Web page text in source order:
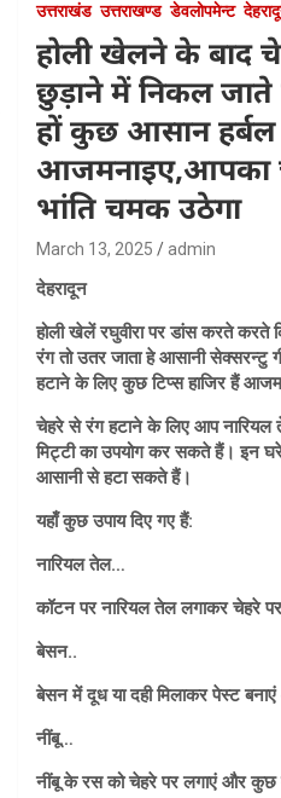
उत्तराखंड उत्तराखण्ड डेवलोपमेन्ट
होली खेलने के बाद
छुड़ाने में निकल जाते
हों कुछ आसान हर्बल
आजमनाइए,आपका
भांति चमक उठेगा
March 13, 2025 admin
देहरादून
होली खेलें रघुवीरा पर डांस करते करते
रंग तो उतर जाता हे आसानी सेक्सरन्टु
हटाने के लिए कुछ टिप्स हाजिर हैं
चेहरे से रंग हटाने के लिए आप नारियल
मिट्टी का उपयोग कर सकते हैं। इन
आसानी से हटा सकते हैं।
यहाँ कुछ उपाय दिए गए हैं:
नारियल तेल…
कॉटन पर नारियल तेल लगाकर चेहरे
बेसन..
बेसन में दूध या दही मिलाकर पेस्ट
नींबू…
नींबू के रस को चेहरे पर लगाएं और कुछ